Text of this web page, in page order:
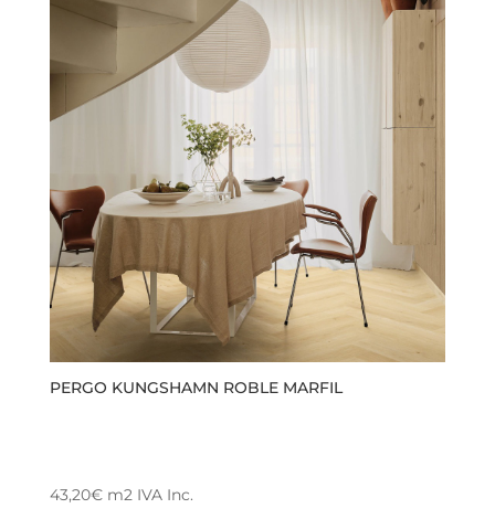
PERGO KUNGSHAMN ROBLE MARFIL
43,20€m2 IVA Inc.